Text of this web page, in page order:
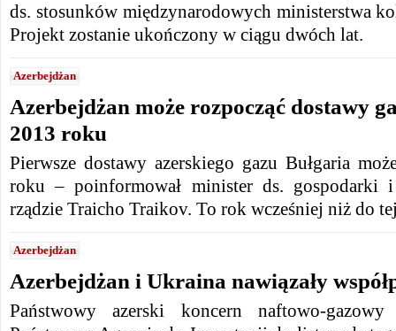
ds. stosunków międzynarodowych ministerstwa
Projekt zostanie ukończony w ciągu dwóch lat.
Azerbejdżan
Azerbejdżan może rozpocząć dostawy
2013 roku
Pierwsze dostawy azerskiego gazu Bułgaria
roku – poinformował minister ds. gospodarki
rządzie Traicho Traikov. To rok wcześniej niż do
Azerbejdżan
Azerbejdżan i Ukraina nawiązały
Państwowy azerski koncern naftowo-